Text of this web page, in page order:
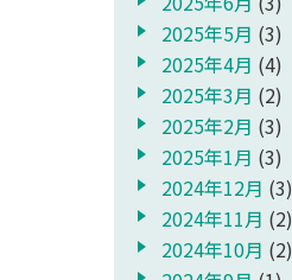
2025年5月 (3)
2025年4月 (4)
2025年3月 (2)
2025年2月 (3)
2025年1月 (3)
2024年12月 (3)
2024年11月 (2)
2024年10月 (2)